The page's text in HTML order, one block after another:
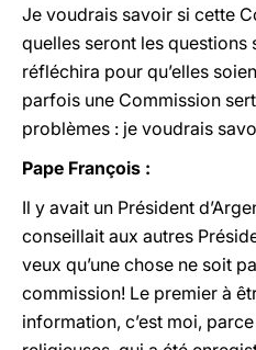
Je voudrais savoir si cette
quelles seront les questions
réfléchira pour qu’elles
parfois une Commission
problèmes : je voudrais
Pape François :
Il y avait un Président
conseillait aux autres
veux qu’une chose ne soit
commission! Le premier à
information, c’est moi,